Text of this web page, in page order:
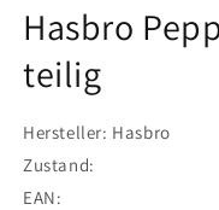
in
Modal
öffnen
Hasbro
teilig
Hersteller: Hasbro
Zustand:
EAN: